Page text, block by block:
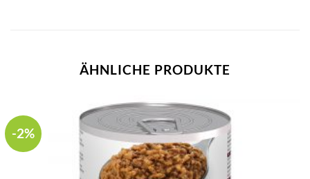
ÄHNLICHE PRODUKTE
-2%